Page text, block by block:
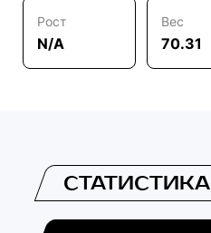
Рост
N/A
Вес
70.31
СТАТИСТИКА